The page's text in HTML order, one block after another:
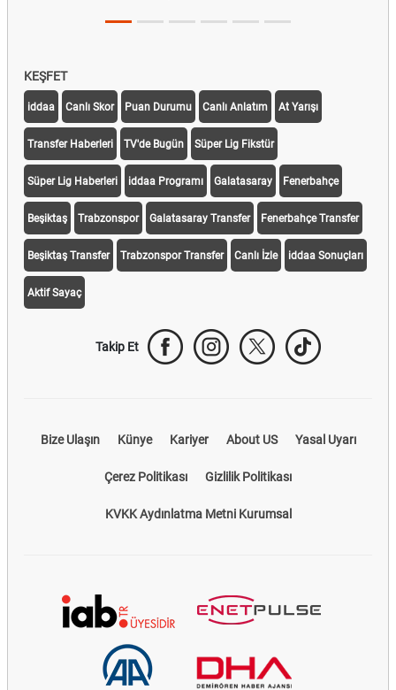
KEŞFET
iddaa Canlı Skor Puan Durumu Canlı Anlatım At Yarışı
Transfer Haberleri TV'de Bugün Süper Lig Fikstür
Süper Lig Haberleri iddaa Programı Galatasaray Fenerbahçe
Beşiktaş Trabzonspor Galatasaray Transfer Fenerbahçe Transfer
Beşiktaş Transfer Trabzonspor Transfer Canlı İzle iddaa Sonuçları
Aktif Sayaç
Takip Et
Bize Ulaşın Künye Kariyer About US Yasal Uyarı
Çerez Politikası Gizlilik Politikası
KVKK Aydınlatma Metni Kurumsal